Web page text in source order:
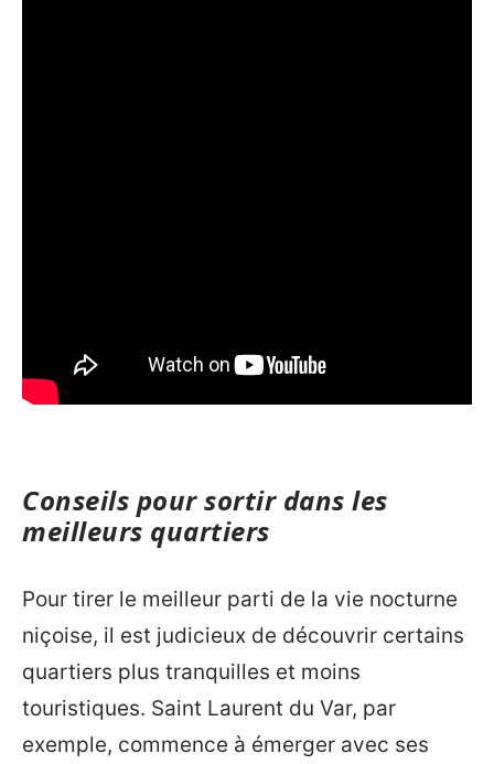
Conseils pour sortir dans les
meilleurs quartiers
Pour tirer le meilleur parti de la vie nocturne
niçoise, il est judicieux de découvrir certains
quartiers plus tranquilles et moins
touristiques. Saint Laurent du Var, par
exemple, commence à émerger avec ses